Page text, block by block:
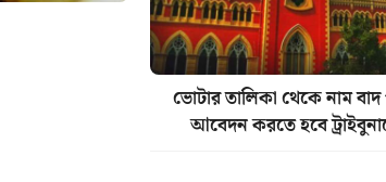
ভোটার তালিকা থেকে নাম
আবেদন করতে হবে